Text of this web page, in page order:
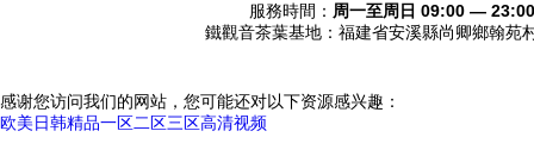
服務時間： 周一至周日 09:00 — 23:00
鐵觀音茶葉基地：福建省安溪縣尚卿鄉翰
感谢您访问我们的网站，您可能还对以下资源感兴趣：
欧美日韩精品一区二区三区高清视频